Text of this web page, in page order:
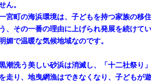
ん。
宮町の海浜環境は、子どもを持つ家族の移
、その一番の理由に上げられ発展を続けて
媚で温暖な気候地域なのです。
潮洗う美しい砂浜は消滅し、「十二社祭り
走り、地曳網漁はできなくなり、子どもが